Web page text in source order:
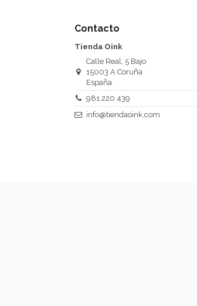
Contacto
Tienda Oink
Calle Real, 5 Bajo
15003 A Coruña
España
981 220 439
info@tiendaoink.com